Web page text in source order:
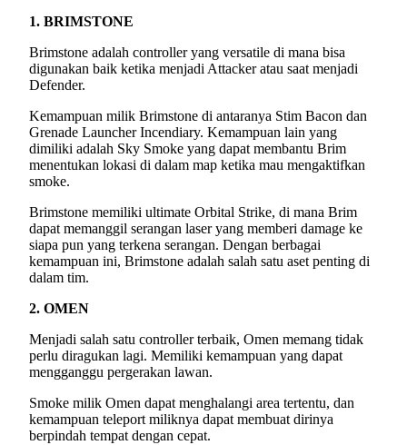
1. BRIMSTONE
Brimstone adalah controller yang versatile di mana bisa
digunakan baik ketika menjadi Attacker atau saat menjadi
Defender.
Kemampuan milik Brimstone di antaranya Stim Bacon dan
Grenade Launcher Incendiary. Kemampuan lain yang
dimiliki adalah Sky Smoke yang dapat membantu Brim
menentukan lokasi di dalam map ketika mau mengaktifkan
smoke.
Brimstone memiliki ultimate Orbital Strike, di mana Brim
dapat memanggil serangan laser yang memberi damage ke
siapa pun yang terkena serangan. Dengan berbagai
kemampuan ini, Brimstone adalah salah satu aset penting di
dalam tim.
2. OMEN
Menjadi salah satu controller terbaik, Omen memang tidak
perlu diragukan lagi. Memiliki kemampuan yang dapat
mengganggu pergerakan lawan.
Smoke milik Omen dapat menghalangi area tertentu, dan
kemampuan teleport miliknya dapat membuat dirinya
berpindah tempat dengan cepat.